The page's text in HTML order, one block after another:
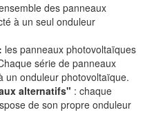
des panneaux
à un seul onduleur
les panneaux photovoltaïques
série de panneaux
un onduleur photovoltaïque.
alternatifs" : chaque
de son propre onduleur